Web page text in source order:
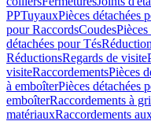
PPTuyauxPièces détachées
pour RaccordsCoudes
détachées pour Tés
RéductionsRegards de visite
visiteRaccordementsPièces
à emboîterPièces détachées
emboîterRaccordements à
matériauxRaccordements